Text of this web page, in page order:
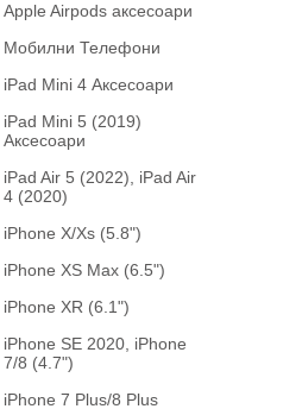
Apple Airpods аксесоари
Мобилни Телефони
iPad Mini 4 Аксесоари
iPad Mini 5 (2019)
Аксесоари
iPad Air 5 (2022), iPad Air
4 (2020)
iPhone X/Xs (5.8")
iPhone XS Max (6.5")
iPhone XR (6.1")
iPhone SE 2020, iPhone
7/8 (4.7")
iPhone 7 Plus/8 Plus